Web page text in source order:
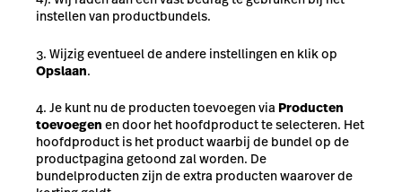
instellen van productbundels.
Wijzig eventueel de andere instellingen en klik op
Opslaan.
Je kunt nu de producten toevoegen via Producten
toevoegen en door het hoofdproduct te selecteren. Het
hoofdproduct is het product waarbij de bundel op de
productpagina getoond zal worden. De
bundelproducten zijn de extra producten waarover de